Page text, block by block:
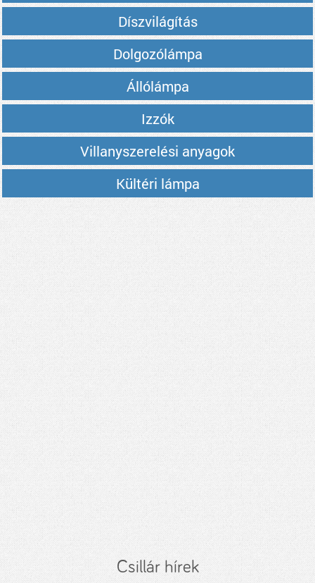
Díszvilágítás
Dolgozólámpa
Állólámpa
Izzók
Villanyszerelési anyagok
Kültéri lámpa
Csillár hírek